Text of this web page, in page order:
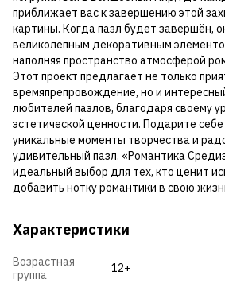
приближает вас к завершению этой
картины. Когда пазл будет завершён,
великолепным декоративным
наполняя пространство атмосферой
Этот проект предлагает не только
времяпрепровождение, но и
любителей пазлов, благодаря своему
эстетической ценности. Подарите
уникальные моменты творчества и
удивительный пазл. «Романтика
идеальный выбор для тех, кто ценит
добавить нотку романтики в свою
Характеристики
Возрастная
группа
12+